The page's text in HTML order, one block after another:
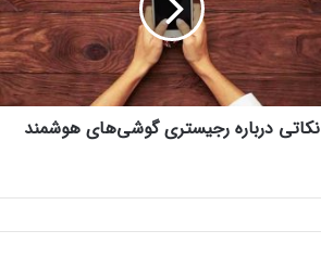
نکاتی درباره رجیستری گوشی‌های هوشمند